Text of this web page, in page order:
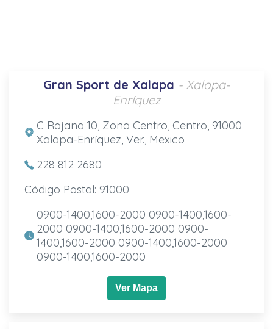
Gran Sport de Xalapa - Xalapa-
Enríquez
C Rojano 10, Zona Centro, Centro, 91000
Xalapa-Enríquez, Ver., Mexico
228 812 2680
Código Postal: 91000
0900-1400,1600-2000 0900-1400,1600-
2000 0900-1400,1600-2000 0900-
1400,1600-2000 0900-1400,1600-2000
0900-1400,1600-2000
Ver Mapa